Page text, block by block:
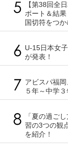
【第38回全
ポート＆結
国切符をつか
U-15日本女
が発表！
アビスパ福
５年～中学
「夏の過ご
習の3つの観
を紹介！